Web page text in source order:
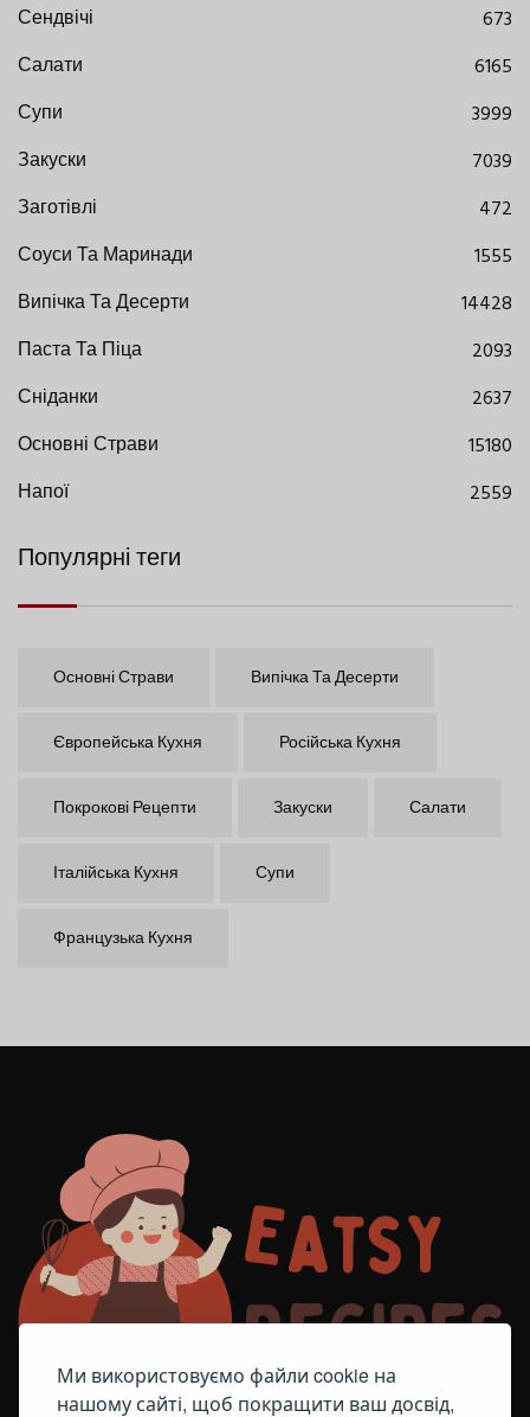
Ми використовуємо файли cookie на
нашому сайті, щоб покращити ваш досвід,
Сендвічі
673
Салати
6165
Супи
3999
Закуски
7039
Заготівлі
472
Соуси Та Маринади
1555
Випічка Та Десерти
14428
Паста Та Піца
2093
Сніданки
2637
Основні Страви
15180
Напої
2559
Популярні теги
Основні Страви Випічка Та Десерти
Європейська Кухня Російська Кухня
Покрокові Рецепти Закуски Салати
Італійська Кухня Супи
Французька Кухня